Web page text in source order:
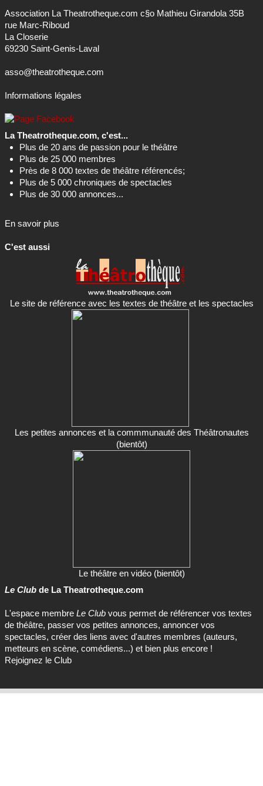
Association La Theatrotheque.com c§o Mathieu Girandola 35B
rue Marc-Riboud
La Closerie
69230 Saint-Genis-Laval
asso@theatrotheque.com
Informations légales
La Theatrotheque.com, c'est...
Plus de 20 ans de passion pour le théâtre
Plus de 25 000 membres
Près de 8 000 textes de théâtre référencés;
Plus de 5 000 chroniques de spectacles
Plus de 30 000 annonces...
En savoir plus
C'est aussi
Le site de référence avec les textes de théâtre et les spectacles
Les petites annonces et la commmunauté des Théâtronautes
(bientôt)
Le théâtre en vidéo (bientôt)
Le Club de La Theatrotheque.com
L'espace membre Le Club vous permet de référencer vos textes
de théâtre, passer vos petites annonces, annoncer vos
spectacles, créer des liens avec d'autres membres (auteurs,
metteurs en scène, comédiens...) et bien plus encore !
Rejoignez le Club